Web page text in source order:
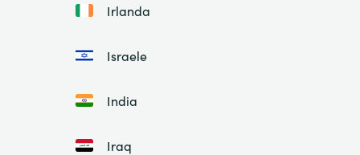
Irlanda
Israele
India
Iraq